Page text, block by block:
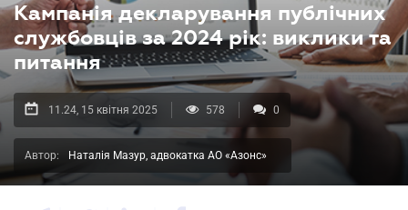
Кампанія декларування публічних
службовців за 2024 рік: виклики та
питання
11.24, 15 квітня 2025 578 0
Автор: Наталія Мазур, адвокатка АО «Азонс»